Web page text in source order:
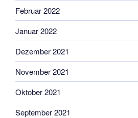
Februar 2022
Januar 2022
Dezember 2021
November 2021
Oktober 2021
September 2021